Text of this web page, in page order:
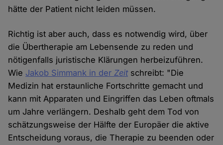
hätte der Patient nicht leiden müssen.
Richtig ist aber auch, dass es notwendig wird, über
die Übertherapie am Lebensende zu reden und
nötigenfalls juristische Klärungen herbeizuführen.
Wie Jakob Simmank in derZeitschreibt: "Die
Medizin hat erstaunliche Fortschritte gemacht und
kann mit Apparaten und Eingriffen das Leben oftmals
um Jahre verlängern. Deshalb geht dem Tod von
schätzungsweise der Hälfte der Europäer die aktive
Entscheidung voraus, die Therapie zu beenden oder